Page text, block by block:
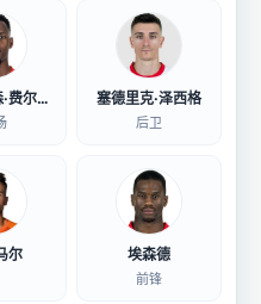
埃迪米尔森·费尔南德斯 塞德里克·泽西格
后卫
尔 埃森德
前锋